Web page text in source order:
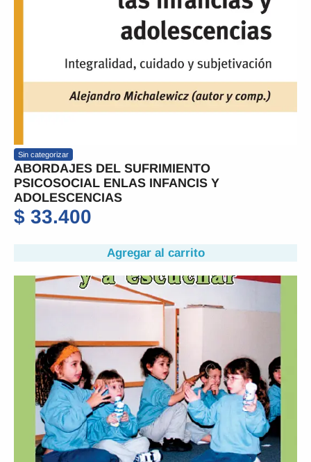
Sin categorizar
ABORDAJES DEL SUFRIMIENTO
PSICOSOCIAL ENLAS INFANCIS Y
ADOLESCENCIAS
$ 33.400
Agregar al carrito